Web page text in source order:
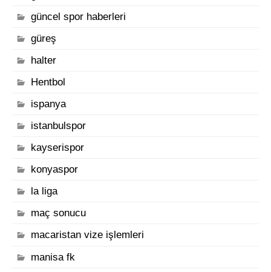
güncel spor haberleri
güreş
halter
Hentbol
ispanya
istanbulspor
kayserispor
konyaspor
la liga
maç sonucu
macaristan vize işlemleri
manisa fk